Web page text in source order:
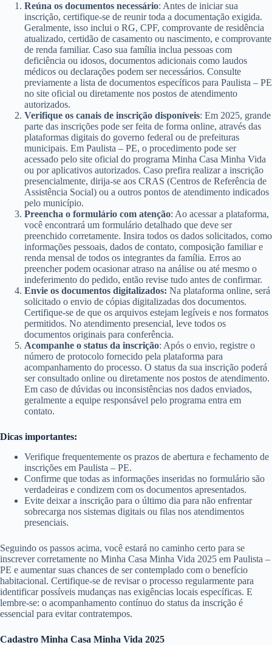
Reúna os documentos necessário: Antes de iniciar sua
inscrição, certifique-se de reunir toda a documentação exigida.
Geralmente, isso inclui o RG, CPF, comprovante de residência
atualizado, certidão de casamento ou nascimento, e comprovante
de renda familiar. Caso sua família inclua pessoas com
deficiência ou idosos, documentos adicionais como laudos
médicos ou declarações podem ser necessários. Consulte
previamente a lista de documentos específicos para Paulista – PE
no site oficial ou diretamente nos postos de atendimento
autorizados.
Verifique os canais de inscrição disponíveis: Em 2025, grande
parte das inscrições pode ser feita de forma online, através das
plataformas digitais do governo federal ou de prefeituras
municipais. Em Paulista – PE, o procedimento pode ser
acessado pelo site oficial do programa Minha Casa Minha Vida
ou por aplicativos autorizados. Caso prefira realizar a inscrição
presencialmente, dirija-se aos CRAS (Centros de Referência de
Assistência Social) ou a outros pontos de atendimento indicados
pelo município.
Preencha o formulário com atenção: Ao acessar a plataforma,
você encontrará um formulário detalhado que deve ser
preenchido corretamente. Insira todos os dados solicitados, como
informações pessoais, dados de contato, composição familiar e
renda mensal de todos os integrantes da família. Erros ao
preencher podem ocasionar atraso na análise ou até mesmo o
indeferimento do pedido, então revise tudo antes de confirmar.
Envie os documentos digitalizados: Na plataforma online, será
solicitado o envio de cópias digitalizadas dos documentos.
Certifique-se de que os arquivos estejam legíveis e nos formatos
permitidos. No atendimento presencial, leve todos os
documentos originais para conferência.
Acompanhe o status da inscrição: Após o envio, registre o
número de protocolo fornecido pela plataforma para
acompanhamento do processo. O status da sua inscrição poderá
ser consultado online ou diretamente nos postos de atendimento.
Em caso de dúvidas ou inconsistências nos dados enviados,
geralmente a equipe responsável pelo programa entra em
contato.
Dicas importantes:
Verifique frequentemente os prazos de abertura e fechamento de
inscrições em Paulista – PE.
Confirme que todas as informações inseridas no formulário são
verdadeiras e condizem com os documentos apresentados.
Evite deixar a inscrição para o último dia para não enfrentar
sobrecarga nos sistemas digitais ou filas nos atendimentos
presenciais.
Seguindo os passos acima, você estará no caminho certo para se
inscrever corretamente no Minha Casa Minha Vida 2025 em Paulista –
PE e aumentar suas chances de ser contemplado com o benefício
habitacional. Certifique-se de revisar o processo regularmente para
identificar possíveis mudanças nas exigências locais específicas. E
lembre-se: o acompanhamento contínuo do status da inscrição é
essencial para evitar contratempos.
Cadastro Minha Casa Minha Vida 2025